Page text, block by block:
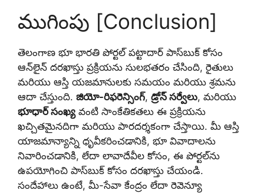
ముగింపు [Conclusion]
తెలంగాణ భూ భారతి పోర్టల్ పట్టాదార్ పాస్‌బుక్ కోసం
ఆన్‌లైన్ దరఖాస్తు ప్రక్రియను సులభతరం చేసింది, రైతులు
మరియు ఆస్తి యజమానులకు సమయం మరియు శ్రమను
ఆదా చేస్తుంది. జియో-రిఫరెన్సింగ్, డ్రోన్ సర్వేలు, మరియు
భూధార్ సంఖ్య వంటి సాంకేతికతలు ఈ ప్రక్రియను
ఖచ్చితమైనదిగా మరియు పారదర్శకంగా చేస్తాయి. మీ ఆస్తి
యాజమాన్యాన్ని ధృవీకరించడానికి, భూ వివాదాలను
నివారించడానికి, లేదా లావాదేవీల కోసం, ఈ పోర్టల్‌ను
ఉపయోగించి పాస్‌బుక్ కోసం దరఖాస్తు చేయండి.
సందేహాలు ఉంటే, మీ-సేవా కేంద్రం లేదా రెవెన్యూ